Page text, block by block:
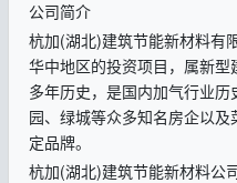
公司简介
杭加(湖北)建筑节能新材料有
华中地区的投资项目，属新
多年历史，是国内加气行业
园、绿城等众多知名房企以
定品牌。
杭加(湖北)建筑节能新材料公